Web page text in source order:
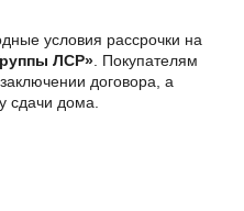
условия рассрочки на
ЛСР» . Покупателям
договора, а
сдачи дома.